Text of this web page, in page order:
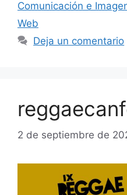
Comunicación e
Web
Deja un comentario
2 de septiembre de